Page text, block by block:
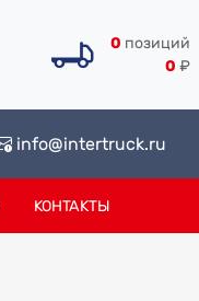
0 позиций
0 ₽
info@intertruck.ru
КОНТАКТЫ